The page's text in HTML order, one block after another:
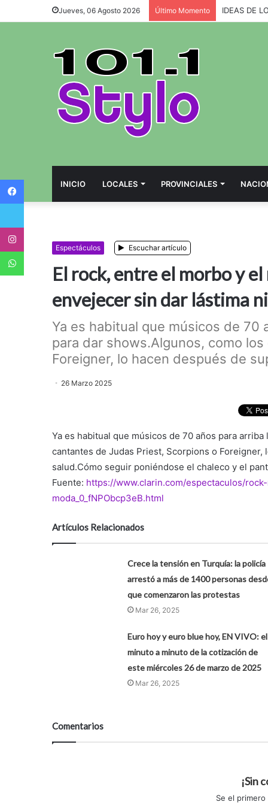
Jueves, 06 Agosto 2026 Último Momento IDEAS DE
INICIO LOCALES PROVINCIALES
Espectáculos Escuchar artículo
El rock, entre el morbo y
envejecer sin dar lástima
Ya es habitual que músicos de 70
para dar shows.Algunos, como
Foreigner, lo hacen después de
26 Marzo 2025
Ya es habitual que músicos de 70 años para
cantantes de Judas Priest, Scorpions o
salud.Cómo seguir poniéndose el chaleco y el
Fuente: https://www.clarin.com/espectaculos/
moda_0_fNPObcp3eB.html
Artículos Relacionados
Crece la tensión en Turquía: la policía
arrestó a más de 1400 personas
que comenzaron las protestas
Mar 26, 2025
Euro hoy y euro blue hoy, EN VIVO: el
minuto a minuto de la cotización de
este miércoles 26 de marzo de 2025
Mar 26, 2025
Comentarios
¡Sin
Se el
Twitter
WhatsApp